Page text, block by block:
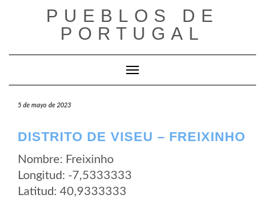
PUEBLOS DE
PORTUGAL
Cambiar modo de navegación
5 de mayo de 2023
DISTRITO DE VISEU – FREIXINHO
Nombre: Freixinho
Longitud: -7,5333333
Latitud: 40,9333333